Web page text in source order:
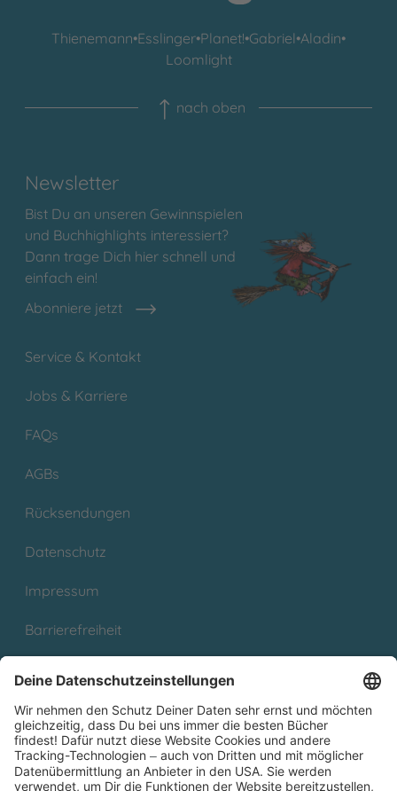
Thienemann•Esslinger•Planet!•Gabriel•Aladin•
Loomlight
nach oben
Newsletter
Bist Du an unseren Gewinnspielen
und Buchhighlights interessiert?
Dann trage Dich hier schnell und
einfach ein!
Abonniere jetzt
Service & Kontakt
Jobs & Karriere
FAQs
AGBs
Rücksendungen
Datenschutz
Impressum
Barrierefreiheit
Partnerprogramm (Affiliate)
Folge uns auf